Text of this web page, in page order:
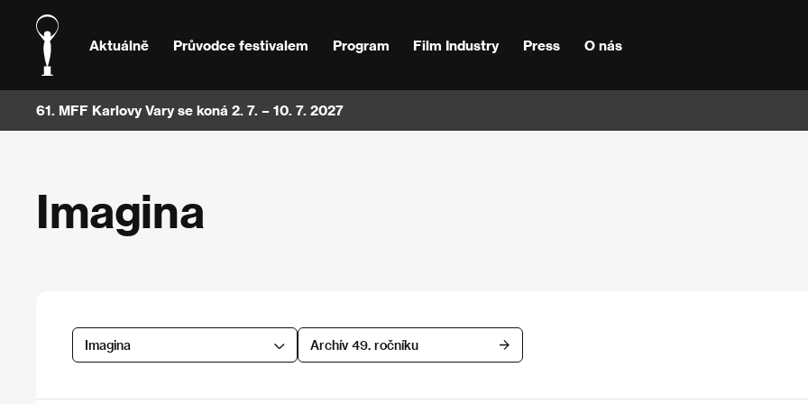
Aktuálně Průvodce festivalem Program Film Industry Press O nás
61. MFF Karlovy Vary se koná 2. 7. – 10. 7. 2027
Imagina
Imagina Archív 49. ročníku